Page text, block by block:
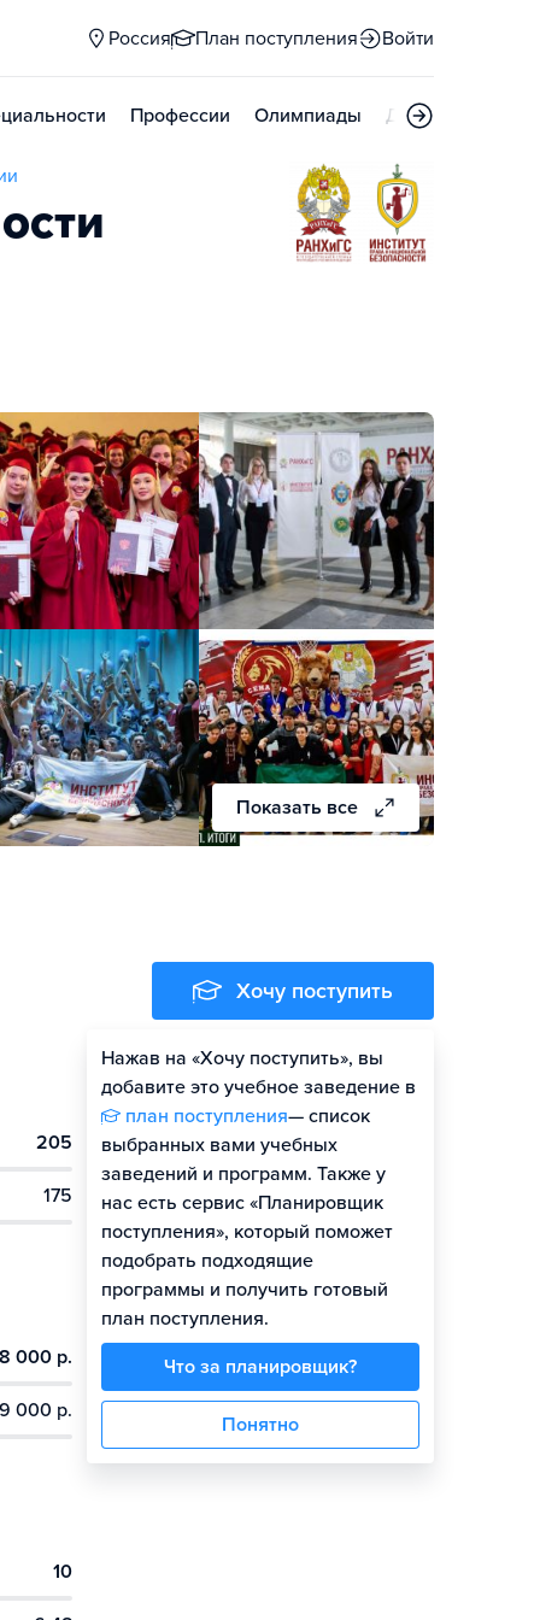
Россия План поступления Войти
Профессии Олимпиады Дни открытых
Показать все
205
175
000 р.
000 р.
10
Хочу поступить
Нажав на «Хочу поступить», вы
добавите это учебное заведение в
план поступления— список
выбранных вами учебных
заведений и программ. Также у
нас есть сервис «Планировщик
поступления», который поможет
подобрать подходящие
программы и получить готовый
план поступления.
Что за планировщик?
Понятно
Оценить шансы
Гайд по поступлению